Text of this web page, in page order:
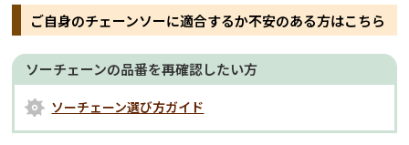
ご自身のチェーンソーに適合するか不安のある方はこちら
ソーチェーンの品番を再確認したい方
ソーチェーン選び方ガイド